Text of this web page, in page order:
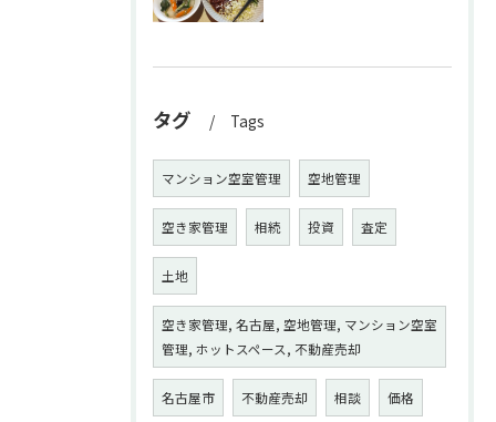
タグ Tags
マンション空室管理 空地管理
空き家管理 相続 投資 査定
土地
空き家管理, 名古屋, 空地管理, マンション空室
管理, ホットスペース, 不動産売却
名古屋市 不動産売却 相談 価格